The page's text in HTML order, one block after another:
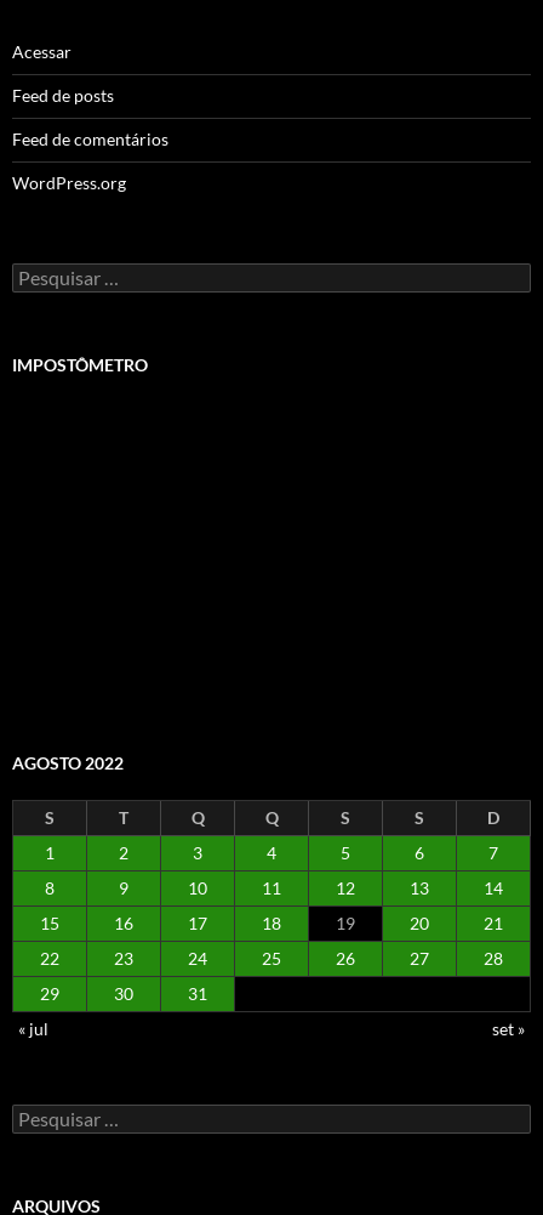
Acessar
Feed de posts
Feed de comentários
WordPress.org
Pesquisar
por:
IMPOSTÔMETRO
AGOSTO 2022
S T Q Q S S
D
1
2 3 4 5 6
7
8
9 10 11 12 13
14
15
16 17 18 19 20
21
22
23 24 25 26 27
28
29
30
31
« jul
set »
Pesquisar
por:
ARQUIVOS